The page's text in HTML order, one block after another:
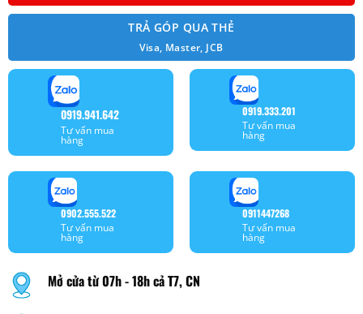
TRẢ GÓP QUA THẺ
Visa, Master, JCB
0919.941.642
Tư vấn mua
hàng
0919.333.201
Tư vấn mua
hàng
0902.555.522
Tư vấn mua
hàng
0911447268
Tư vấn mua
hàng
Mở cửa từ 07h - 18h cả T7, CN